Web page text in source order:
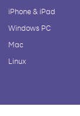
iPhone & iPad
Windows PC
Mac
Linux